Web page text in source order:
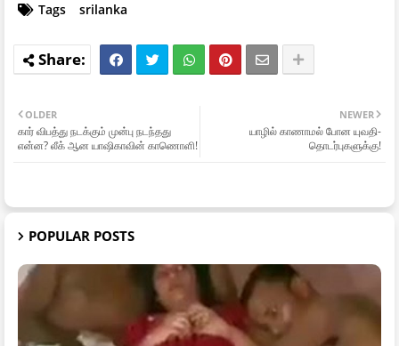
Tags srilanka
NEWER
யாழில் காணாமல் போன யுவதி-
தொடர்புகளுக்கு!
OLDER
கார் விபத்து நடக்கும் முன்பு நடந்தது
என்ன? லீக் ஆன யாஷிகாவின் காணொளி!
POPULAR POSTS